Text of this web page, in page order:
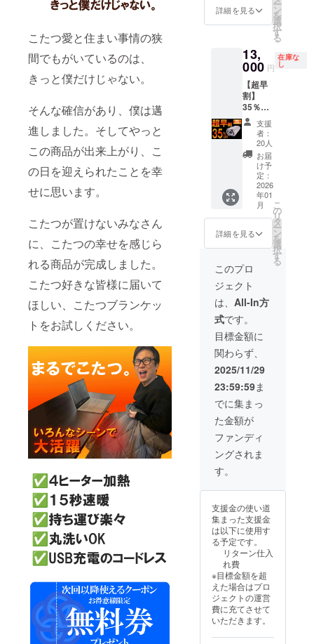
こたつ愛と住まい事情の狭
間でもがいているのは、
きっと僕だけじゃない。
そんな確信があり、僕は邁
進しました。そしてやっと
この商品が出来上がり、こ
の日を迎えられたことを幸
せに思います。
こたつが置けないみなさん
に、こたつの幸せを感じら
れる商品が完成しました。
こたつ好きな皆様に届いて
ほしい、こたつブランケッ
トをお試しください。
は、不在票
をご確認の
再配達をご
依頼くださ
お受け取り
いただけず
弊社倉庫に
返送された
場合、再送
手数料およ
び送料（合
計1,500円・
負担いただ
●ご住所の誤
入力につい
て<
ご支援時に
ご登録いた
だいたご住
所に誤りが
あり返送さ
れた場合
も、再送費
用をご負担
いただきま
す。入力内
容にお間違
いがないよ
うご注意く
ださい。
●返送時の対
応について
商品が返送
された際、
弊社からの
致しま
せん。
覧くだ
さい。
定して
況によ
り出荷
時期が
遅れる
場合が
ござい
ます。
※商品代
を安く
する為
に工数
削減を
してお
り出荷
連絡は
せん。
活動報
覧くだ
さい。
就寝
も、ア
ウター
として
も様々
なとこ
ろでお
使いく
ださ
い。
【配送
時期】
商品到
着は
2025年
12月～
2026年
1月を想
す。 ※
況によ
り出荷
時期が
遅れる
場合が
ござい
ます。
※商品代
する為
に工数
削減を
してお
り出荷
連絡は
致しま
告をご
覧くだ
さい。
ブラン
ケット
（定価
円）
└本体
×4 アウ
トド
ア、ス
ポーツ
観戦、
ピク
ニッ
ク、自
宅でく
つろい
でる
時、事
務職、
就寝
前、ひ
も、ア
ウター
として
も様々
なとこ
ろでお
使いく
ださ
い。
【配送
時期】
商品到
着は
2025年
12月～
2026年
1月を想
定して
製造状
況によ
り出荷
時期が
遅れる
場合が
ござい
ます。
※商品代
を安く
する為
に工数
削減を
してお
詳細を見る ー
ン
を
選
択
す
る
13,
000 円
在庫な
し
【超早
割】
35％OF
F 20名
限定 定
20,000
→13,00
（税・
送料
込） ■
こたつ
ブラン
ケット
（定価
20,000
円）
└本体
×1 └
アウト
ドア、
スポー
ツ観
戦、ピ
クニッ
ク、自
宅でく
つろい
でる
時、事
務職、
就寝
として
ウター
として
も様々
なとこ
ろでお
ださ
い。
【配送
時期】
商品到
着は
支援
者：
20人
お届
け予
定：
2026
年01
月
詳細を見る
こ
の
リ
タ
ー
ン
を
選
択
す
る
このプロ
ジェクト
は、 All-In方
式です。
目標金額に
関わらず、
2025/11/29
23:59:59ま
でに集まっ
た金額が
ファンディ
ングされま
す。
支援金の使い道
集まった支援金
は以下に使用す
る予定です。
リターン仕入
れ費
※目標金額を超
えた場合はプロ
ジェクトの運営
費に充てさせて
いただきます。